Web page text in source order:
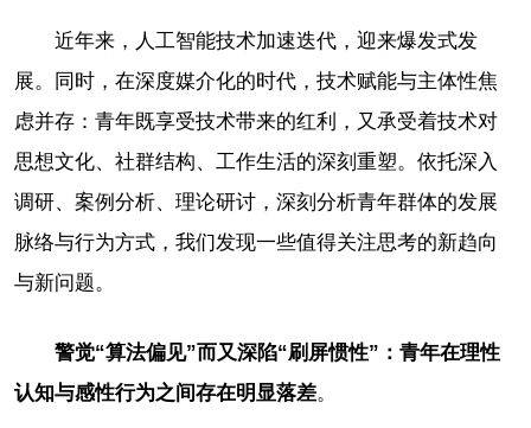
近年来，人工智能技术加速迭代，迎来爆发式发
展。同时，在深度媒介化的时代，技术赋能与主体性焦
虑并存：青年既享受技术带来的红利，又承受着技术对
思想文化、社群结构、工作生活的深刻重塑。依托深入
调研、案例分析、理论研讨，深刻分析青年群体的发展
脉络与行为方式，我们发现一些值得关注思考的新趋向
与新问题。
警觉“算法偏见”而又深陷“刷屏惯性”：青年在理性
认知与感性行为之间存在明显落差。